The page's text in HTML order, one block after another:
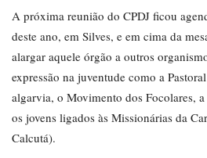
A próxima reunião do CPDJ ficou
deste ano, em Silves, e em cima da
alargar aquele órgão a outros
expressão na juventude como a
algarvia, o Movimento dos Focolares,
os jovens ligados às Missionárias da
Calcutá).